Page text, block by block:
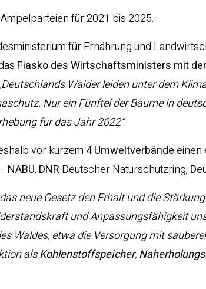
für 2021 bis 2025.
für Ernährung und
Fiasko des Wirtschaftsministers mit
Wälder leiden unter dem
Nur ein Fünftel der Bäume in
für das Jahr 2022“.
vor kurzem 4 Umweltverbändeeinen
NABU, DNR Deutscher Naturschutzring,
neue Gesetz den Erhalt und die
und Anpassungsfähigkeit
Waldes, etwa die Versorgung mit
alsKohlenstoffspeicher,